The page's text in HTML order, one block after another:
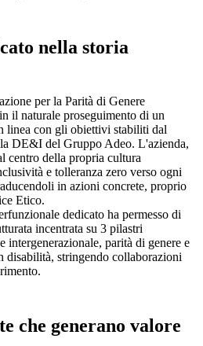
nella storia
per la Parità di Genere
il naturale proseguimento di un
linea con gli obiettivi stabiliti dal
DE&I del Gruppo Adeo. L'azienda,
centro della propria cultura
e tolleranza zero verso ogni
in azioni concrete, proprio
Etico.
dedicato ha permesso di
incentrata su 3 pilastri
intergenerazionale, parità di genere e
disabilità, stringendo collaborazioni
che generano valore